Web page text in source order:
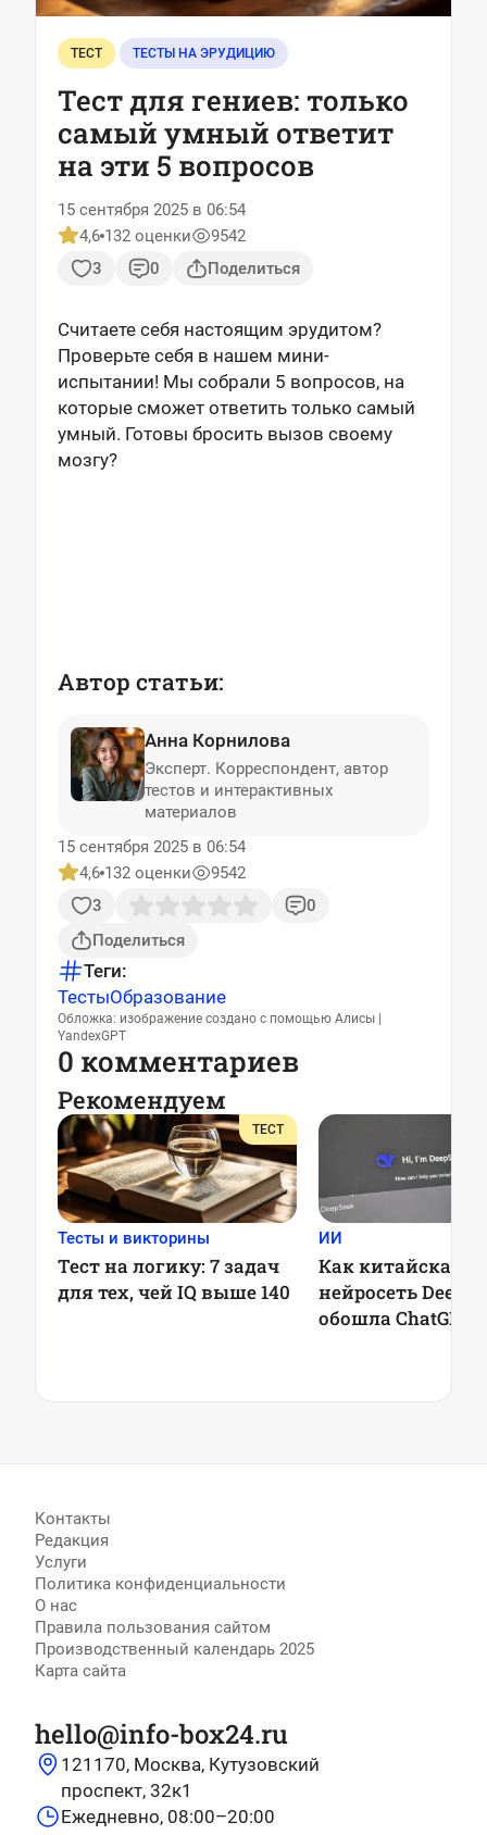
ТЕСТ ТЕСТЫ НА ЭРУДИЦИЮ
Тест для гениев: только
самый умный ответит
на эти 5 вопросов
15 сентября 2025 в 06:54
4,6 132 оценки
9542
3
0 Поделиться
Считаете себя настоящим эрудитом?
Проверьте себя в нашем мини-
испытании! Мы собрали 5 вопросов, на
которые сможет ответить только самый
умный. Готовы бросить вызов своему
мозгу?
Автор статьи:
Анна Корнилова
Эксперт. Корреспондент, автор
тестов и интерактивных
материалов
15 сентября 2025 в 06:54
4,6 132 оценки
9542
3
0
Поделиться
Теги:
ТестыОбразование
Обложка: изображение создано с помощью Алисы |
YandexGPT
0 комментариев
Рекомендуем
ТЕСТ
Тесты и викторины
Тест на логику: 7 задач
для тех, чей IQ выше 140
ИИ
Как китайская
нейросеть
обошла ChatGPT
Контакты
Редакция
Услуги
Политика конфиденциальности
О нас
Правила пользования сайтом
Производственный календарь 2025
Карта сайта
hello@info-box24.ru
121170, Москва, Кутузовский
проспект, 32к1
Ежедневно, 08:00–20:00